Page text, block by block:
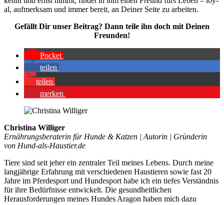
al, auf­merk­sam und immer bereit, an Dei­ner Sei­te zu arbei­ten.
Gefällt Dir unser Bei­trag? Dann tei­le ihn doch mit Dei­nen
Freun­den!
Pocket
tei­len
tei­len
mer­ken
Christina Williger
Ernährungsberaterin für Hunde & Katzen | Autorin | Gründerin
von Hund-als-Haustier.de
Tiere sind seit jeher ein zentraler Teil meines Lebens. Durch meine
langjährige Erfahrung mit verschiedenen Haustieren sowie fast 20
Jahre im Pferdesport und Hundesport habe ich ein tiefes Verständnis
für ihre Bedürfnisse entwickelt. Die gesundheitlichen
Herausforderungen meines Hundes Aragon haben mich dazu